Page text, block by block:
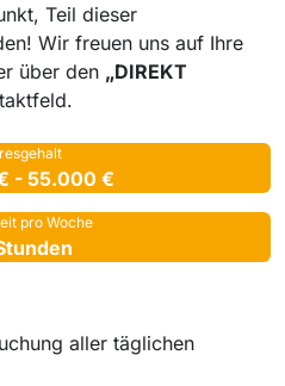
Teil dieser
Wir freuen uns auf Ihre
über den „DIREKT
- 55.000 €
pro Woche
aller täglichen